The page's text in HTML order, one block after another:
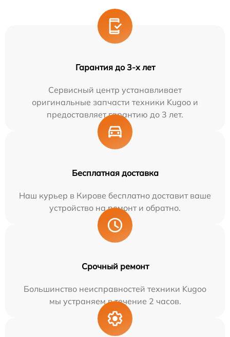
Гарантия до 3-х лет
Сервисный центр устанавливает
оригинальные запчасти техники Kugoo и
предоставляет гарантию до 3 лет.
Бесплатная доставка
Наш курьер в Кирове бесплатно доставит ваше
устройство на ремонт и обратно.
Срочный ремонт
Большинство неисправностей техники Kugoo
мы устраняем в течение 2 часов.